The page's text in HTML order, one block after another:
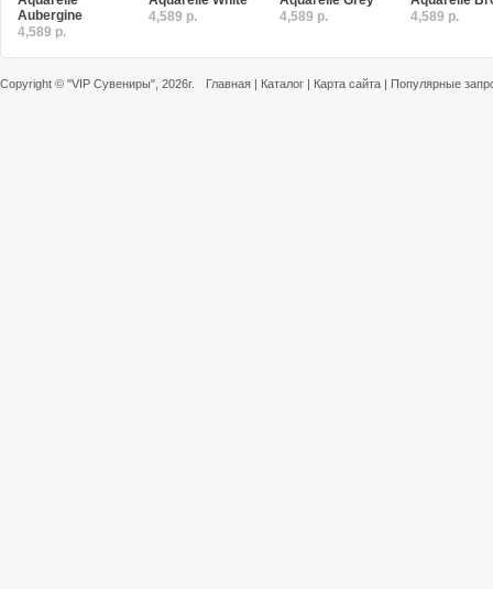
Aubergine
4,589 р.
4,589 р.
4,589 р.
4,589 р.
Copyright © "VIP Сувениры" , 2026г. Главная | Каталог | Карта сайта | Популярные